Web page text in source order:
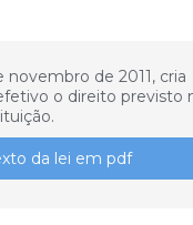
novembro de 2011, cria
o direito previsto
da lei em pdf